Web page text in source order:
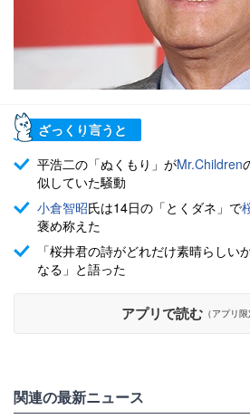
ざっくり言うと
平浩二の「ぬくもり」がMr.Children
似していた騒動
小倉智昭氏は14日の「とくダネ」で
褒め称えた
「桜井君の詩がどれだけ素晴らしい
なる」と語った
アプリで読む （アプリ限
関連の最新ニュース